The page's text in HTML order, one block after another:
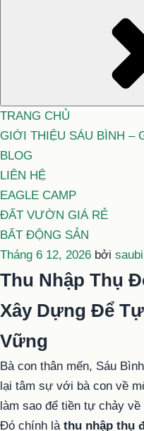
TRANG CHỦ
GIỚI THIỆU SÁU BÌNH –
BLOG
LIÊN HỆ
EAGLE CAMP
ĐẤT VƯỜN GIÁ RẺ
BẤT ĐỘNG SẢN
Đăng
trong
Tháng 6 12, 2026 bởi
Thu Nhập Thụ
Xây Dựng Để
Vững
Bà con thân mến, Sáu
lại tâm sự với bà con về
làm sao để tiền tự chảy
Đó chính là thu nhập thụ